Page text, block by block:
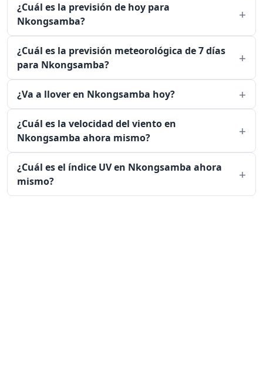
¿Cuál es la previsión de hoy para
Nkongsamba?
¿Cuál es la previsión meteorológica de 7 días
para Nkongsamba?
¿Va a llover en Nkongsamba hoy?
¿Cuál es la velocidad del viento en
Nkongsamba ahora mismo?
¿Cuál es el índice UV en Nkongsamba ahora
mismo?